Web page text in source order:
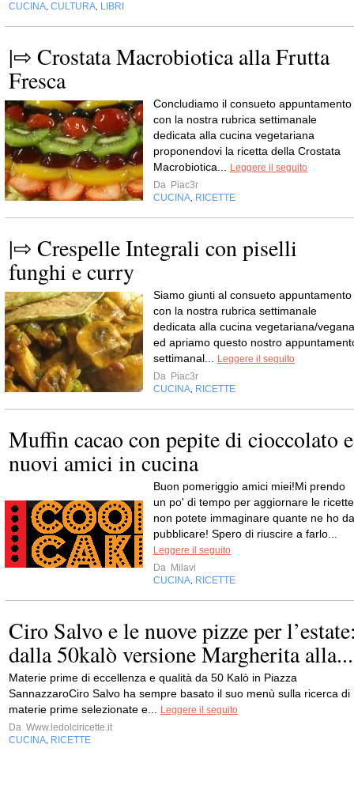
CUCINA CULTURA LIBRI
|⇨ Crostata Macrobiotica alla Frutta
Fresca
Concludiamo il consueto appuntamento
con la nostra rubrica settimanale
dedicata alla cucina vegetariana
proponendovi la ricetta della Crostata
Macrobiotica...
Leggere il seguito
Da Piac3r
CUCINA RICETTE
|⇨ Crespelle Integrali con piselli
funghi e curry
Siamo giunti al consueto appuntamento
con la nostra rubrica settimanale
dedicata alla cucina vegetariana/vegana
ed apriamo questo nostro
settimanal...
Leggere il seguito
Da Piac3r
CUCINA RICETTE
Muffin cacao con pepite di cioccolato e
nuovi amici in cucina
Buon pomeriggio amici miei!Mi prendo
un po' di tempo per aggiornare le
non potete immaginare quante ne ho da
pubblicare! Spero di riuscire a farlo...
Leggere il seguito
Da Milavi
CUCINA RICETTE
Ciro Salvo e le nuove pizze per
dalla 50kalò versione Margherita alla...
Materie prime di eccellenza e qualità da 50 Kalò in Piazza
SannazzaroCiro Salvo ha sempre basato il suo menù sulla ricerca di
materie prime selezionate e...
Leggere il seguito
Da Www.ledolciricette.it
CUCINA RICETTE